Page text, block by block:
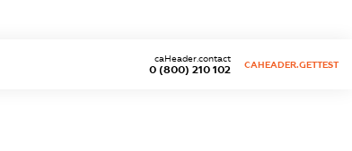
0 (800) 210 102
caHeader.contact
CAHEADER.GETTEST